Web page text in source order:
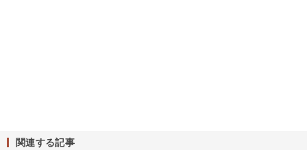
関連する記事